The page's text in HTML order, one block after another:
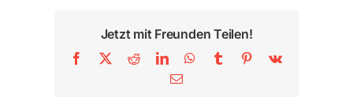
Jetzt mit Freunden Teilen!
Facebook
X RedditLinkedInWhatsApp
Tumblr Pinterest
Vk
E-